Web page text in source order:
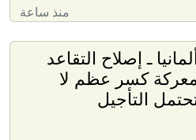
منذ ساعة
ـ إصلاح التقاعد
معركة كسر عظم لا
التأجيل